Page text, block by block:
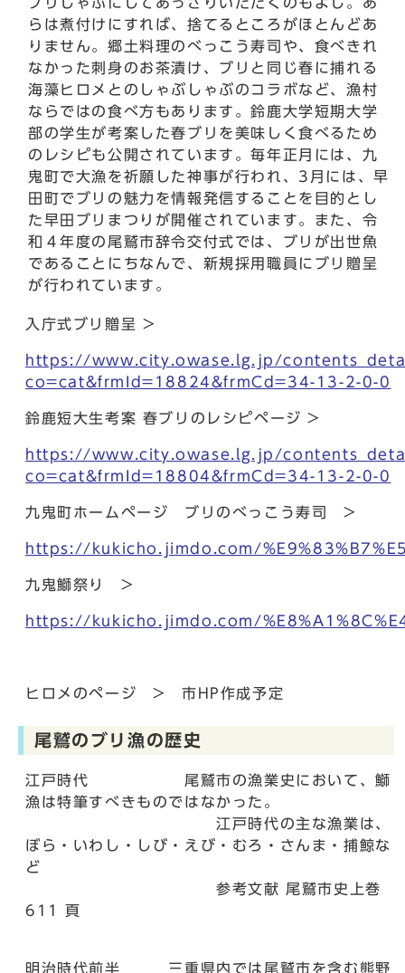
らは煮付けにすれば、捨てるところがほとんどあ
りません。郷土料理のべっこう寿司や、食べきれ
なかった刺身のお茶漬け、ブリと同じ春に捕れる
海藻ヒロメとのしゃぶしゃぶのコラボなど、漁村
ならではの食べ方もあります。鈴鹿大学短期大学
部の学生が考案した春ブリを美味しく食べるため
のレシピも公開されています。毎年正⽉には、九
⻤町で大漁を祈願した神事が行われ、3⽉には、早
田町でブリの魅力を情報発信することを目的とし
た早田ブリまつりが開催されています。また、令
和４年度の尾鷲市辞令交付式では、ブリが出世魚
であることにちなんで、新規採用職員にブリ贈呈
が行われています。
入庁式ブリ贈呈 >
https://www.city.owase.lg.jp/
co=cat&frmId=18824&frmCd=34-13-2-0-0
鈴鹿短大生考案 春ブリのレシピページ >
https://www.city.owase.lg.jp/
co=cat&frmId=18804&frmCd=34-13-2-0-0
九鬼町ホームページ ブリのべっこう寿司 >
https://kukicho.jimdo.com/
九鬼鰤祭り >
https://kukicho.jimdo.com/
ヒロメのページ > 市HP作成予定
尾鷲のブリ漁の歴史
江⼾時代 尾鷲市の漁業史において、鰤
漁は特筆すべきものではなかった。
江⼾時代の主な漁業は、
ぼら・いわし・しび・えび・むろ・さんま・捕鯨な
ど
参考文献 尾鷲市史上巻
611 頁
明治時代前半 三重県内では尾鷲市を含む熊野